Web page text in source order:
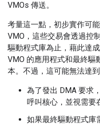
VMOs 傳送。
考量這一點，初步實作可
VMO，這些交易會透過控
驅動程式庫為止，藉此達
VMO 的應用程式和最終驅
本。不過，這可能無法達
為了發出 DMA 要求
呼叫核心，並視需要
如果最終驅動程式庫